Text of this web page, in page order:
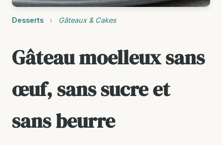
Desserts › Gâteaux & Cakes
Gâteau moelleux sans
œuf, sans sucre et
sans beurre